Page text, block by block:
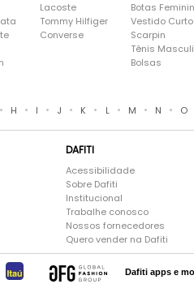
Lacoste
Tommy Hilfiger
Converse
Botas
Vestido Curto
Scarpin
Tênis
Bolsas
• H • I • J • K • L • M • N • O
DAFITI
Acessibilidade
Sobre Dafiti
Institucional
Trabalhe conosco
Nossos fornecedores
Quero vender na Dafiti
Dafiti apps e